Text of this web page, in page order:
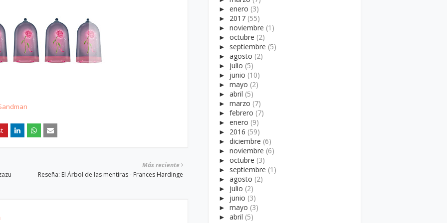
Más reciente
Reseña: El Árbol de las mentiras - Frances Hardinge
►enero (3)
► 2017 (55)
►noviembre (1)
►octubre (2)
► septiembre (5)
►agosto (2)
► julio (5)
► junio (10)
►mayo (2)
►abril (5)
►marzo (7)
►febrero (7)
►enero (9)
► 2016 (59)
►diciembre (6)
►noviembre (6)
►octubre (3)
► septiembre (1)
►agosto (2)
► julio (2)
► junio (3)
►mayo (3)
►abril (5)